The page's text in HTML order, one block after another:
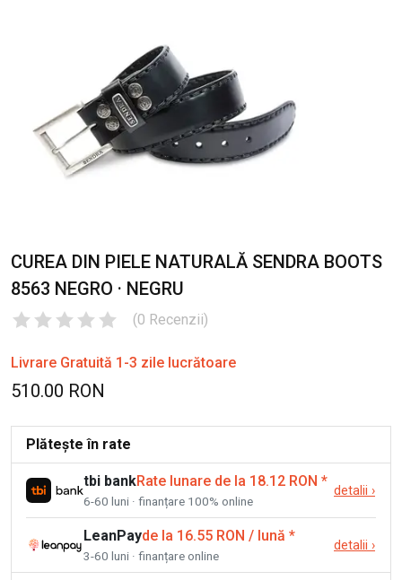
CUREA DIN PIELE NATURALĂ SENDRA BOOTS
8563 NEGRO · NEGRU
(0 Recenzii)
Livrare Gratuită 1-3 zile lucrătoare
510.00 RON
Plătește în rate
tbi bankRate lunare de la 18.12 RON *
6-60 luni · finanțare 100% online
detalii ›
LeanPayde la 16.55 RON / lună *
3-60 luni · finanțare online
detalii ›